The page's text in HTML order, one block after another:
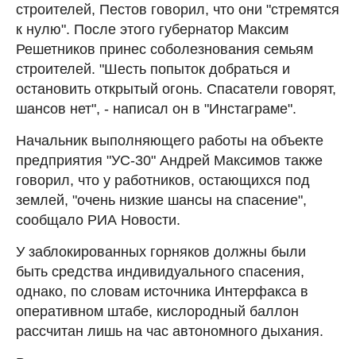
строителей, Пестов говорил, что они "стремятся
к нулю". После этого губернатор Максим
Решетников принес соболезнования семьям
строителей. "Шесть попыток добраться и
остановить открытый огонь. Спасатели говорят,
шансов нет", - написал он в "Инстаграме".
Начальник выполняющего работы на объекте
предприятия "УС-30" Андрей Максимов также
говорил, что у работников, остающихся под
землей, "очень низкие шансы на спасение",
сообщало РИА Новости.
У заблокированных горняков должны были
быть средства индивидуального спасения,
однако, по словам источника Интерфакса в
оперативном штабе, кислородный баллон
рассчитан лишь на час автономного дыхания.